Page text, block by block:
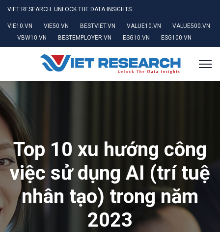
VIET RESEARCH: UNLOCK THE DATA INSIGHTS
VIE10.VN VIE50.VN BESTVIET.VN VALUE10.VN
VALUE500.VN
VBW10.VN
BESTEMPLOYER.VN ESG10.VN ESG100.VN
Top 10 xu hướng công
việc sử dụng AI (trí tuệ
nhân tạo) trong năm
2023